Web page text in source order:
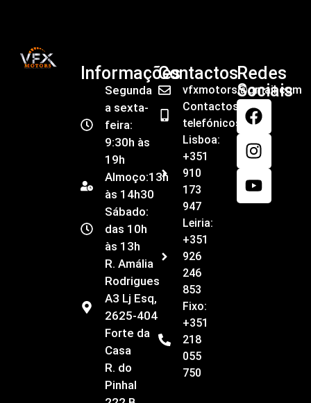
Informações
Segunda
a sexta-
feira:
9:30h às
19h
Almoço:13h
às 14h30
Sábado:
das 10h
às 13h
R. Amália
Rodrigues
A3 Lj Esq,
2625-404
Forte da
Casa
R. do
Pinhal
Contactos
vfxmotors@gmail.com
Contactos
telefónicos
Lisboa:
+351
910
173
947
Leiria:
+351
926
246
853
Fixo:
+351
218
055
750
Redes
Sociais